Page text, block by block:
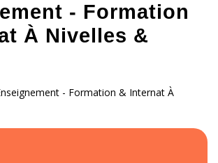
- Formation
À Nivelles &
- Formation & Internat À